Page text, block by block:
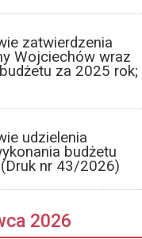
zatwierdzenia
Wojciechów wraz
za 2025 rok;
udzielenia
budżetu
nr 43/2026)
2026